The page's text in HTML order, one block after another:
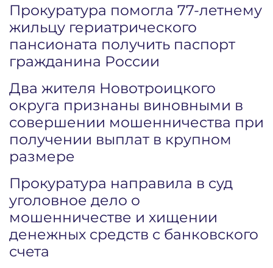
Прокуратура помогла 77-летнему
жильцу гериатрического
пансионата получить паспорт
гражданина России
Два жителя Новотроицкого
округа признаны виновными в
совершении мошенничества при
получении выплат в крупном
размере
Прокуратура направила в суд
уголовное дело о
мошенничестве и хищении
денежных средств с банковского
счета